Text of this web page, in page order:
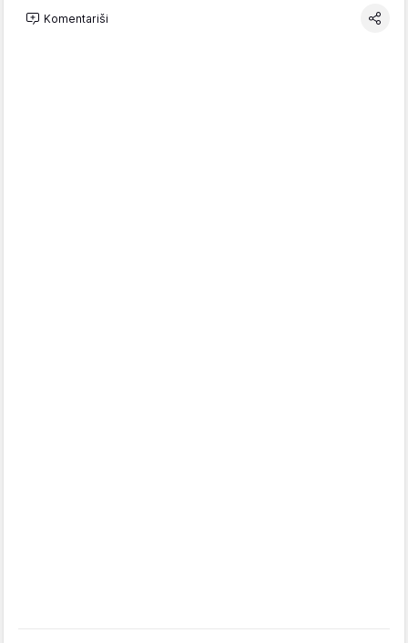
Komentariši